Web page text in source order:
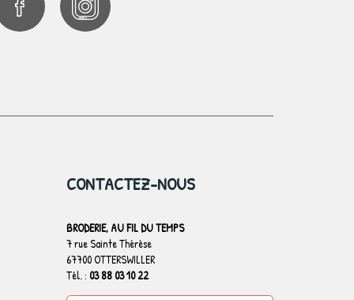
CONTACTEZ-NOUS
BRODERIE, AU FIL DU TEMPS
7 rue Sainte Thérèse
67700 OTTERSWILLER
Tél. : 03 88 03 10 22